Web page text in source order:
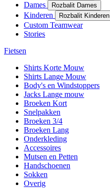
Dames Rozbalit Dames
Kinderen Rozbalit Kinderen
Custom Teamwear
Stories
Fietsen
Shirts Korte Mouw
Shirts Lange Mouw
Body's en Windstoppers
Jacks Lange mouw
Broeken Kort
Snelpakken
Broeken 3/4
Broeken Lang
Onderkleding
Accessoires
Mutsen en Petten
Handschoenen
Sokken
Overig